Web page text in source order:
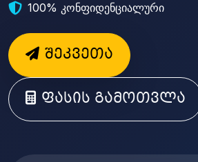
100% კონფიდენციალური
შეკვეთა
ფასის გამოთვლა